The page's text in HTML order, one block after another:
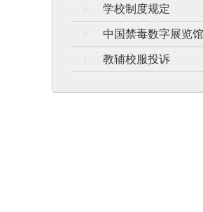
学校制度规定
中国禁毒数字展览馆
教辅校服投诉